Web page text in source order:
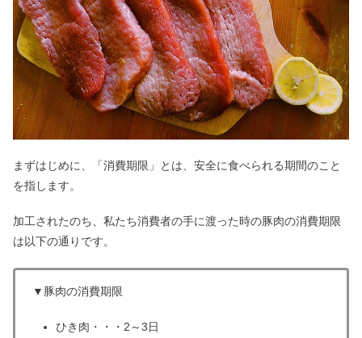
で？カビを食べてしまった対処法も
メープルシロップは健康に悪い？はち
みつとの違いやカビの危険性
キンミヤ焼酎・甲類焼酎は体に悪い&
まずい？飲み方・割り方も
はちみつレモンは体に悪い？効果や健
砂肝は体に悪いがデメリット？下処理
まずはじめに、「消費期限」とは、安全に食べられる期間のこと
を指します。
加工されたのち、私たち消費者の手に渡った時の豚肉の消費期限
は以下の通りです。
▼豚肉の消費期限
ひき肉・・・2～3日